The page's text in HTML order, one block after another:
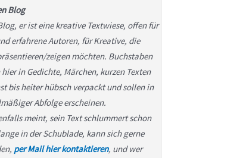
Blog
er ist eine kreative Textwiese, offen für
erfahrene Autoren, für Kreative, die
zeigen möchten. Buchstaben
hier in Gedichte, Märchen, kurzen Texten
bis heiter hübsch verpackt und sollen in
Abfolge erscheinen.
meint, sein Text schlummert schon
in der Schublade, kann sich gerne
per Mail hier kontaktieren, und wer